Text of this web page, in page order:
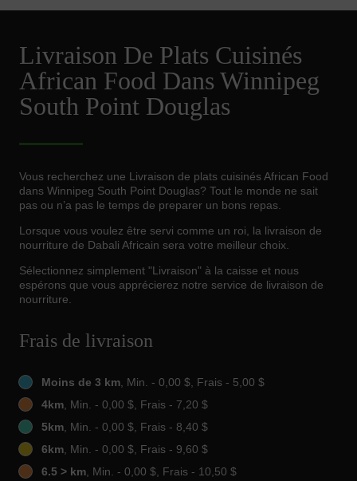
Livraison De Plats Cuisinés
African Food Dans Winnipeg
South Point Douglas
Vous recherchez une Livraison de plats cuisinés African Food
dans Winnipeg South Point Douglas? Tout le monde ne sait
pas ou n’a pas le temps de preparer un bons repas.
Lorsque vous voulez être servi comme un roi, la livraison de
nourriture de Dabali Africain sera votre meilleur choix.
Sélectionnez simplement "Livraison" à la caisse et nous
espérons que vous apprécierez notre service de livraison de
nourriture.
Frais de livraison
Moins de 3 km, Min. - 0,00 $, Frais - 5,00 $
4km, Min. - 0,00 $, Frais - 7,20 $
5km, Min. - 0,00 $, Frais - 8,40 $
6km, Min. - 0,00 $, Frais - 9,60 $
6.5 > km, Min. - 0,00 $, Frais - 10,50 $